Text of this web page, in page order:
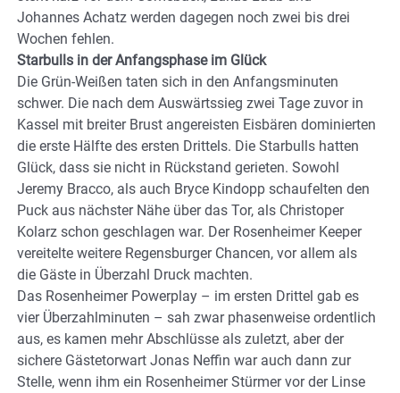
Johannes Achatz werden dagegen noch zwei bis drei
Wochen fehlen.
Starbulls in der Anfangsphase im Glück
Die Grün-Weißen taten sich in den Anfangsminuten
schwer. Die nach dem Auswärtssieg zwei Tage zuvor in
Kassel mit breiter Brust angereisten Eisbären dominierten
die erste Hälfte des ersten Drittels. Die Starbulls hatten
Glück, dass sie nicht in Rückstand gerieten. Sowohl
Jeremy Bracco, als auch Bryce Kindopp schaufelten den
Puck aus nächster Nähe über das Tor, als Christoper
Kolarz schon geschlagen war. Der Rosenheimer Keeper
vereitelte weitere Regensburger Chancen, vor allem als
die Gäste in Überzahl Druck machten.
Das Rosenheimer Powerplay – im ersten Drittel gab es
vier Überzahlminuten – sah zwar phasenweise ordentlich
aus, es kamen mehr Abschlüsse als zuletzt, aber der
sichere Gästetorwart Jonas Neffin war auch dann zur
Stelle, wenn ihm ein Rosenheimer Stürmer vor der Linse